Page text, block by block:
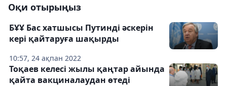
Оқи отырыңыз
10:57, 24 ақпан 2022
БҰҰ Бас хатшысы Путинді әскерін
кері қайтаруға шақырды
Тоқаев келесі жылы қаңтар айында
қайта вакциналаудан өтеді